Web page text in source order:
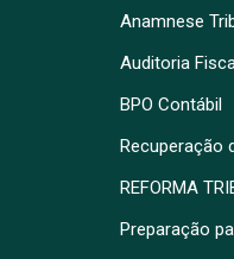
Anamnese
Auditoria
BPO Contábil
Recuperação
REFORMA
Preparação